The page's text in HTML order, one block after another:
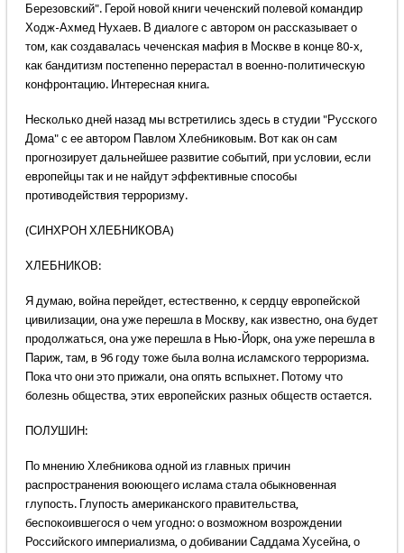
Березовский". Герой новой книги чеченский полевой командир
Ходж-Ахмед Нухаев. В диалоге с автором он рассказывает о
том, как создавалась чеченская мафия в Москве в конце 80-х,
как бандитизм постепенно перерастал в военно-политическую
конфронтацию. Интересная книга.
Несколько дней назад мы встретились здесь в студии "Русского
Дома" с ее автором Павлом Хлебниковым. Вот как он сам
прогнозирует дальнейшее развитие событий, при условии, если
европейцы так и не найдут эффективные способы
противодействия терроризму.
(СИНХРОН ХЛЕБНИКОВА)
ХЛЕБНИКОВ:
Я думаю, война перейдет, естественно, к сердцу европейской
цивилизации, она уже перешла в Москву, как известно, она будет
продолжаться, она уже перешла в Нью-Йорк, она уже перешла в
Париж, там, в 96 году тоже была волна исламского терроризма.
Пока что они это прижали, она опять вспыхнет. Потому что
болезнь общества, этих европейских разных обществ остается.
ПОЛУШИН:
По мнению Хлебникова одной из главных причин
распространения воюющего ислама стала обыкновенная
глупость. Глупость американского правительства,
беспокоившегося о чем угодно: о возможном возрождении
Российского империализма, о добивании Саддама Хусейна, о